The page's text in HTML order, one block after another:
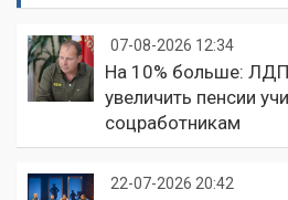
07-08-2026 12:34
На 10% больше:
увеличить пенсии
соцработникам
22-07-2026 20:42